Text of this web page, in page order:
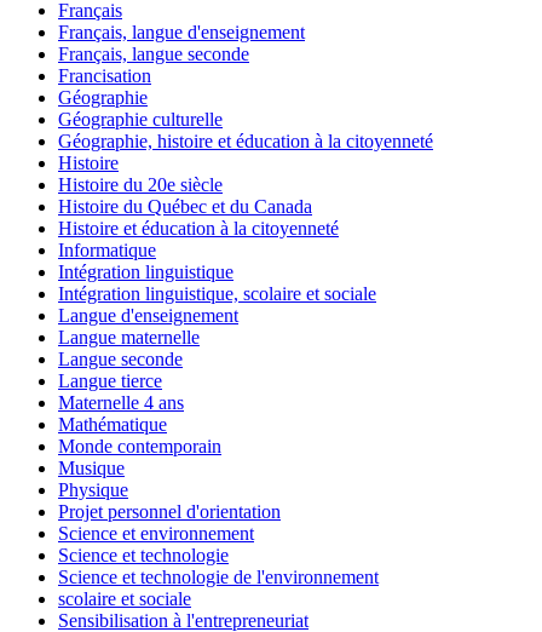
Français
Français, langue d'enseignement
Français, langue seconde
Francisation
Géographie
Géographie culturelle
Géographie, histoire et éducation à la citoyenneté
Histoire
Histoire du 20e siècle
Histoire du Québec et du Canada
Histoire et éducation à la citoyenneté
Informatique
Intégration linguistique
Intégration linguistique, scolaire et sociale
Langue d'enseignement
Langue maternelle
Langue seconde
Langue tierce
Maternelle 4 ans
Mathématique
Monde contemporain
Musique
Physique
Projet personnel d'orientation
Science et environnement
Science et technologie
Science et technologie de l'environnement
scolaire et sociale
Sensibilisation à l'entrepreneuriat